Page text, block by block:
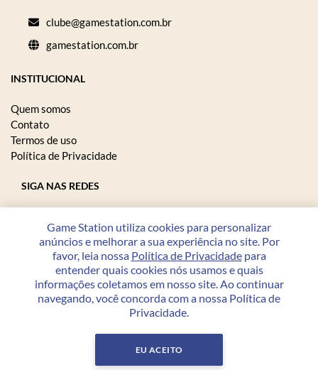
clube@gamestation.com.br
gamestation.com.br
INSTITUCIONAL
Quem somos
Contato
Termos de uso
Política de Privacidade
SIGA NAS REDES
FORMAS DE PAGAMENTO
os direitos reservados.
Game Station utiliza cookies para personalizar
anúncios e melhorar a sua experiência no site. Por
favor, leia nossa Política de Privacidadepara
entender quais cookies nós usamos e quais
informações coletamos em nosso site. Ao continuar
navegando, você concorda com a nossa Política de
Privacidade.
EU ACEITO